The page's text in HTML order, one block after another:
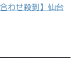
わせ殺到】仙台